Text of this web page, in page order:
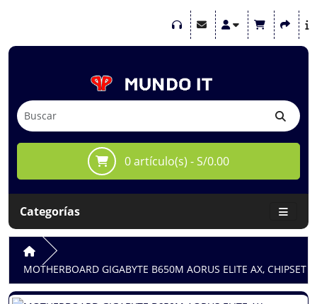
0 artículo(s) - S/0.00
Categorías
MOTHERBOARD GIGABYTE B650M AORUS ELITE AX,